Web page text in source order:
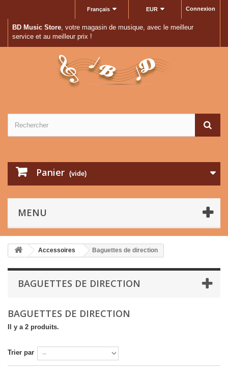
Connexion
EUR
Français
BD Music Store, votre magasin de musique, avec le meilleur
service et au meilleur prix !
Panier (vide)
MENU
Accessoires Baguettes de direction
BAGUETTES DE DIRECTION
BAGUETTES DE DIRECTION
Il y a 2 produits.
Trier par